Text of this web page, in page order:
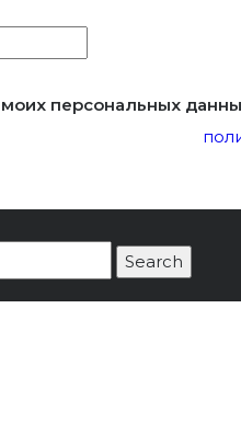
персональных
Году